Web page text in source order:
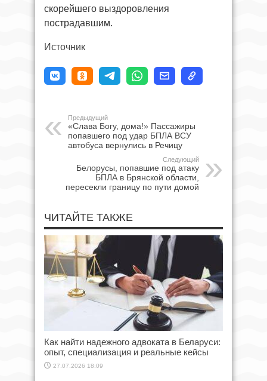
скорейшего выздоровления
пострадавшим.
Источник
Предыдущий
«Слава Богу, дома!» Пассажиры
попавшего под удар БПЛА ВСУ
автобуса вернулись в Речицу
Следующий
Белорусы, попавшие под атаку
БПЛА в Брянской области,
пересекли границу по пути домой
ЧИТАЙТЕ ТАКЖЕ
Как найти надежного адвоката в Беларуси:
опыт, специализация и реальные кейсы
27.07.2026 18:09